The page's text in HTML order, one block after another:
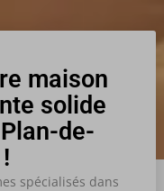
maison
solide
de-
spécialisés dans